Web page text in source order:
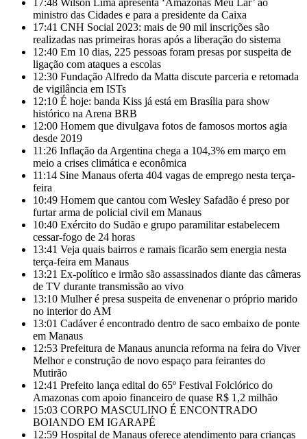
17:48 Wilson Lima apresenta ‘Amazonas Meu Lar’ ao
ministro das Cidades e para a presidente da Caixa
17:41 CNH Social 2023: mais de 90 mil inscrições são
realizadas nas primeiras horas após a liberação do sistema
12:40 Em 10 dias, 225 pessoas foram presas por suspeita de
ligação com ataques a escolas
12:30 Fundação Alfredo da Matta discute parceria e retomada
de vigilância em ISTs
12:10 É hoje: banda Kiss já está em Brasília para show
histórico na Arena BRB
12:00 Homem que divulgava fotos de famosos mortos agia
desde 2019
11:26 Inflação da Argentina chega a 104,3% em março em
meio a crises climática e econômica
11:14 Sine Manaus oferta 404 vagas de emprego nesta terça-
feira
10:49 Homem que cantou com Wesley Safadão é preso por
furtar arma de policial civil em Manaus
10:40 Exército do Sudão e grupo paramilitar estabelecem
cessar-fogo de 24 horas
13:41 Veja quais bairros e ramais ficarão sem energia nesta
terça-feira em Manaus
13:21 Ex-político e irmão são assassinados diante das câmeras
de TV durante transmissão ao vivo
13:10 Mulher é presa suspeita de envenenar o próprio marido
no interior do AM
13:01 Cadáver é encontrado dentro de saco embaixo de ponte
em Manaus
12:53 Prefeitura de Manaus anuncia reforma na feira do Viver
Melhor e construção de novo espaço para feirantes do
Mutirão
12:41 Prefeito lança edital do 65º Festival Folclórico do
Amazonas com apoio financeiro de quase R$ 1,2 milhão
15:03 CORPO MASCULINO É ENCONTRADO
BOIANDO EM IGARAPÉ
12:59 Hospital de Manaus oferece atendimento para crianças